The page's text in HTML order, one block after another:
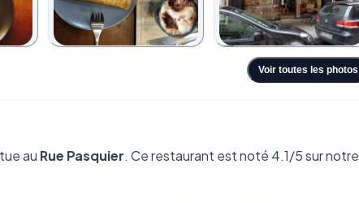
Voir toutes les photos
au Rue Pasquier. Ce restaurant est noté 4.1/5 sur notre